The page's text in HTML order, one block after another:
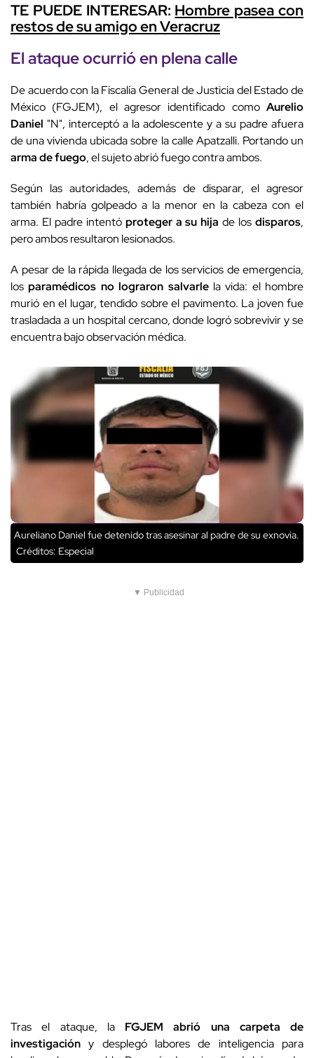
TE PUEDE INTERESAR: Hombre pasea con
restos de su amigo en Veracruz
Elataque ocurrió en plena calle
De acuerdo con la Fiscalía General de Justicia del Estado de
México (FGJEM), el agresor identificado como Aurelio
Daniel "N", interceptó a la adolescente y a su padre afuera
de una vivienda ubicada sobre la calle Apatzalli. Portando un
arma de fuego, el sujeto abrió fuego contra ambos.
Según las autoridades, además de disparar, el agresor
también habría golpeado a la menor en la cabeza con el
arma. El padre intentó proteger a su hija de losdisparos,
pero ambos resultaron lesionados.
A pesar de la rápida llegada de los servicios de emergencia,
losparamédicos no lograron salvarlela vida: el hombre
murió en el lugar, tendido sobre el pavimento. La joven fue
trasladada a un hospital cercano, donde logró sobrevivir y se
encuentra bajo observación médica.
Aureliano Daniel fue detenido tras asesinar al padre de su exnovia.
Créditos: Especial
▼ Publicidad
Tras el ataque, la FGJEM abrió una carpeta de
investigación y desplegó labores de inteligencia para